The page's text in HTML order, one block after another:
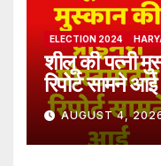
ELECTION 2024
शीलू की पत्नी
रिपोर्ट सामने आई
AUGUST 4,